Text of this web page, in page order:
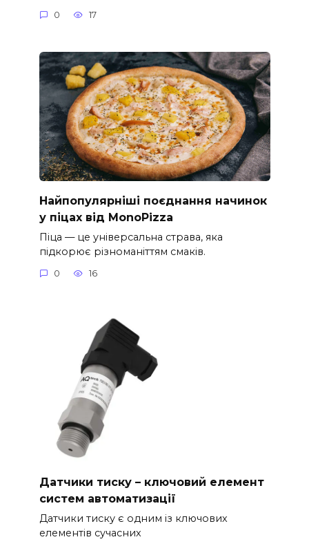
0 17
Найпопулярніші поєднання начинок
у піцах від MonoPizza
Піца — це універсальна страва, яка
підкорює різноманіттям смаків.
0 16
Датчики тиску – ключовий елемент
систем автоматизації
Датчики тиску є одним із ключових
елементів сучасних